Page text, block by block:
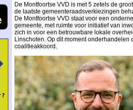
De Montfoortse VVD is met 5 zetels de
de laatste gemeenteraadsverkiezingen
De Montfoortse VVD staat voor een
gemeente, met ruimte voor initiatief van
zich in voor een betrouwbare lokale
Linschoten. Op dit moment onderhandelen
coalitieakkoord.